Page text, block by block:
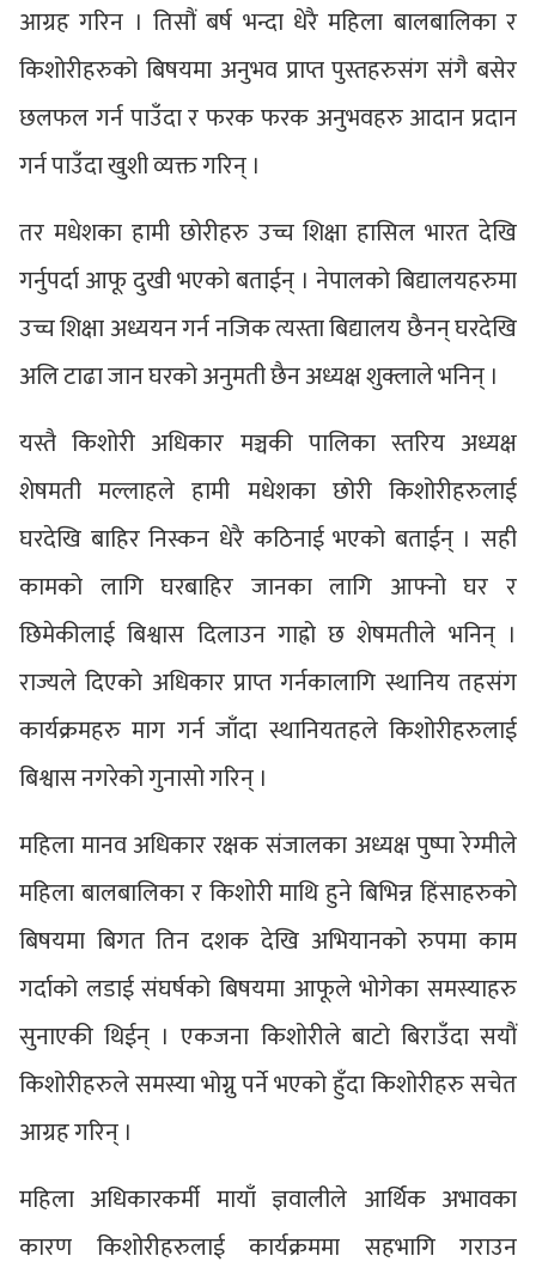
आग्रह गरिन । तिसौं बर्ष भन्दा धेरै महिला बालबालिका र
किशोरीहरुको बिषयमा अनुभव प्राप्त पुस्तहरुसंग संगै बसेर
छलफल गर्न पाउँदा र फरक फरक अनुभवहरु आदान प्रदान
गर्न पाउँदा खुशी व्यक्त गरिन् ।
तर मधेशका हामी छोरीहरु उच्च शिक्षा हासिल भारत देखि
गर्नुपर्दा आफू दुखी भएको बताईन् । नेपालको बिद्यालयहरुमा
उच्च शिक्षा अध्ययन गर्न नजिक त्यस्ता बिद्यालय छैनन् घरदेखि
अलि टाढा जान घरको अनुमती छैन अध्यक्ष शुक्लाले भनिन् ।
यस्तै किशोरी अधिकार मञ्चकी पालिका स्तरिय अध्यक्ष
शेषमती मल्लाहले हामी मधेशका छोरी किशोरीहरुलाई
घरदेखि बाहिर निस्कन धेरै कठिनाई भएको बताईन् । सही
कामको लागि घरबाहिर जानका लागि आफ्नो घर र
छिमेकीलाई बिश्वास दिलाउन गाह्रो छ शेषमतीले भनिन् ।
राज्यले दिएको अधिकार प्राप्त गर्नकालागि स्थानिय तहसंग
कार्यक्रमहरु माग गर्न जाँदा स्थानियतहले किशोरीहरुलाई
बिश्वास नगरेको गुनासो गरिन् ।
महिला मानव अधिकार रक्षक संजालका अध्यक्ष पुष्पा रेग्मीले
महिला बालबालिका र किशोरी माथि हुने बिभिन्न हिंसाहरुको
बिषयमा बिगत तिन दशक देखि अभियानको रुपमा काम
गर्दाको लडाई संघर्षको बिषयमा आफूले भोगेका समस्याहरु
सुनाएकी थिईन् । एकजना किशोरीले बाटो बिराउँदा सयौं
किशोरीहरुले समस्या भोग्नु पर्ने भएको हुँदा किशोरीहरु सचेत
आग्रह गरिन् ।
महिला अधिकारकर्मी मायाँ ज्ञवालीले आर्थिक अभावका
कारण किशोरीहरुलाई कार्यक्रममा सहभागि गराउन